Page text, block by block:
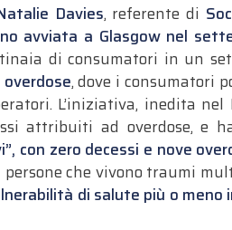
Davies, referente di
avviata a Glasgow nel
di consumatori in un
, dove i consumatori
L’iniziativa, inedita
attribuiti ad overdose, e
con zero decessi e nove
che vivono traumi
di salute più o